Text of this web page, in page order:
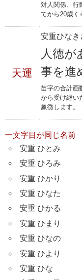
対人関係、行
てから20歳く
天運
安重ひなき
人徳が
事を進
苗字の合計画
から受け継い
象徴します。
一文字目が同じ名前
安重 ひとみ
安重 ひろみ
安重 ひかり
安重 ひなた
安重 ひかる
安重 ひまり
安重 ひなの
安重 ひより
安重 ひな